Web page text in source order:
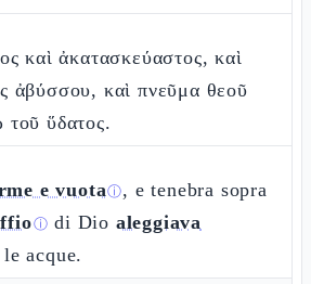
καὶ ἀκατασκεύαστος, καὶ
ἀβύσσου, καὶ πνεῦμα θεοῦ
τοῦ ὕδατος.
e vuotaⓘ, e tenebra sopra
ⓘ di Dio aleggiava
acque.